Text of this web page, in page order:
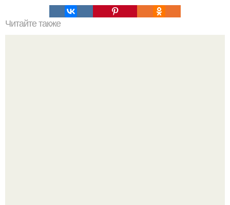
Читайте также